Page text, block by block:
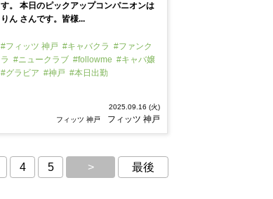
す。 本日のピックアップコンパニオンは
りん さんです。皆様...
#フィッツ 神戸 #キャバクラ #ファンク
ラ #ニュークラブ #followme #キャバ嬢
#グラビア #神戸 #本日出勤
2025.09.16 (火)
フィッツ 神戸
フィッツ 神戸
4 5 > 最後